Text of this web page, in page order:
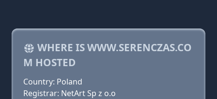
WHERE IS WWW.SERENCZAS.CO
M HOSTED
Country: Poland
Registrar: NetArt Sp z o.o